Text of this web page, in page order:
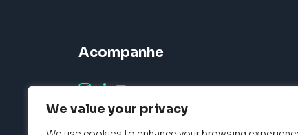
We value your privacy
Acompanhe